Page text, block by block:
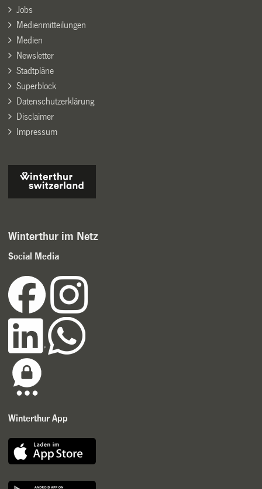
Jobs
Medienmitteilungen
Medien
Newsletter
Stadtpläne
Superblock
Datenschutzerklärung
Disclaimer
Impressum
Winterthur im Netz
Social Media
Winterthur App